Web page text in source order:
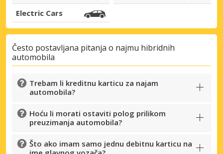
Electric Cars
Često postavljana pitanja o najmu hibridnih
automobila
Trebam li kreditnu karticu za najam
automobila?
Hoću li morati ostaviti polog prilikom
preuzimanja automobila?
Što ako imam samo jednu debitnu karticu na